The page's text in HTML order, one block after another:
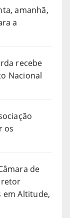
amanhã,
a
recebe
Nacional
os
de
em Altitude,